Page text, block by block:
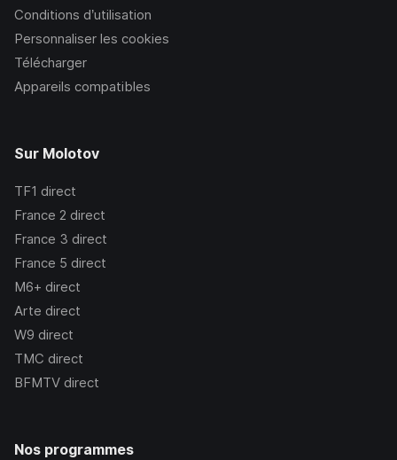
Conditions d’utilisation
Personnaliser les cookies
Télécharger
Appareils compatibles
Sur Molotov
TF1 direct
France 2 direct
France 3 direct
France 5 direct
M6+ direct
Arte direct
W9 direct
TMC direct
BFMTV direct
Nos programmes